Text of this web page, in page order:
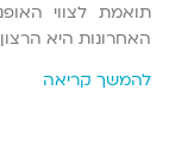
תואמת לצווי
האחרונות היא
להמשך קריאה